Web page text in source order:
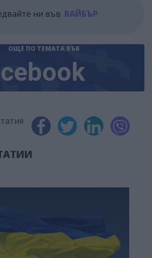
ни във ВАЙБЪР
ОЩЕ ПО ТЕМАТА ВЪВ